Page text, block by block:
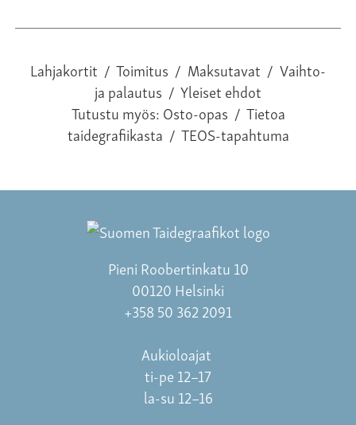
Lahjakortit / Toimitus / Maksutavat / Vaihto-
ja palautus / Yleiset ehdot
Tutustu myös:Osto-opas / Tietoa
taidegrafiikasta / TEOS-tapahtuma
Pieni Roobertinkatu 10
00120 Helsinki
+358 50 362 2091
Aukioloajat
ti-pe 12–17
la-su 12–16